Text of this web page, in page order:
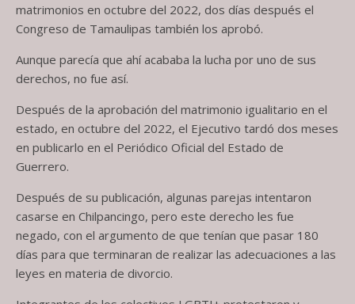
matrimonios en octubre del 2022, dos días después el
Congreso de Tamaulipas también los aprobó.
Aunque parecía que ahí acababa la lucha por uno de sus
derechos, no fue así.
Después de la aprobación del matrimonio igualitario en el
estado, en octubre del 2022, el Ejecutivo tardó dos meses
en publicarlo en el Periódico Oficial del Estado de
Guerrero.
Después de su publicación, algunas parejas intentaron
casarse en Chilpancingo, pero este derecho les fue
negado, con el argumento de que tenían que pasar 180
días para que terminaran de realizar las adecuaciones a las
leyes en materia de divorcio.